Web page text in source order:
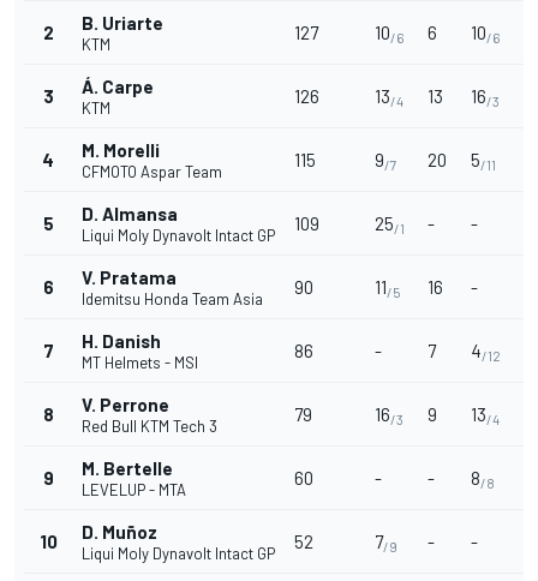
2 B. Uriarte
KTM
127 10/6 6 10/6
3 Á. Carpe
KTM
126 13/4 13 16/3
4 M. Morelli
CFMOTO Aspar Team
115 9/7 20 5/11
5 D. Almansa
Liqui Moly Dynavolt Intact GP
109 25/1 - -
6 V. Pratama
Idemitsu Honda Team Asia
90 11/5 16 -
7 H. Danish
MT Helmets - MSI
86 - 7 4/12
8 V. Perrone
Red Bull KTM Tech 3
79 16/3 9 13/4
9 M. Bertelle
LEVELUP - MTA
60 - - 8/8
10 D. Muñoz
Liqui Moly Dynavolt Intact GP
52 7/9 - -